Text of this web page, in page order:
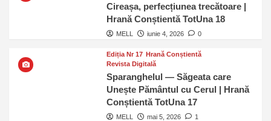
Cireașa, perfecțiunea trecătoare |
Hrană Conștientă TotUna 18
MELL iunie 4, 2026 0
Ediția Nr 17 Hrană Conștientă
Revista Digitală
Sparanghelul — Săgeata care
Unește Pământul cu Cerul | Hrană
Conștientă TotUna 17
MELL mai 5, 2026 1